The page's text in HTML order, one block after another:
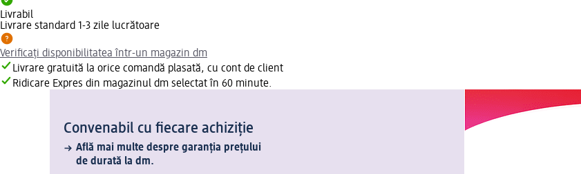
Livrabil
Livrare standard 1-3 zile lucrătoare
Verificați disponibilitatea într-un magazin dm
Livrare gratuită la orice comandă plasată, cu cont de client
Ridicare Expres din magazinul dm selectat în 60 minute.
Convenabil cu fiecare achiziție
Află mai multe despre garanția prețului
de durată la dm.